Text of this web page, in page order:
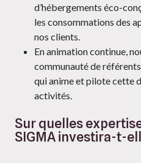
d’hébergements éco-
les consommations des
nos clients.
En animation continue,
communauté de
qui anime et pilote cette
activités.
Sur quelles
SIGMA investira-t-